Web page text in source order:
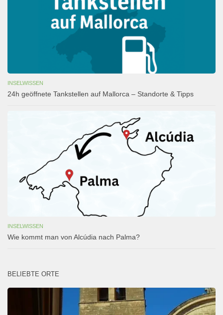
INSELWISSEN
24h geöffnete Tankstellen auf Mallorca – Standorte & Tipps
INSELWISSEN
Wie kommt man von Alcúdia nach Palma?
BELIEBTE ORTE